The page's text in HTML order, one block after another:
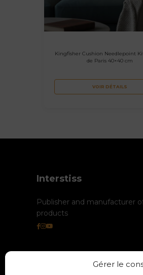
Gérer le
Kingfisher Cushion Needlepoint
de Paris 40×40 cm
VOIR DÉTAILS
Interstiss
Publisher and manufacturer
products